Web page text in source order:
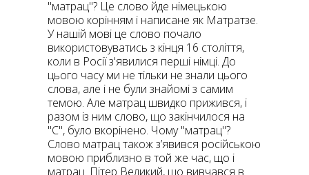
"матрац"? Це слово йде німецькою
мовою корінням і написане як Матратзе.
У нашій мові це слово почало
використовуватись з кінця 16 століття,
коли в Росії з'явилися перші німці. До
цього часу ми не тільки не знали цього
слова, але і не були знайомі з самим
темою. Але матрац швидко прижився, і
разом із ним слово, що закінчилося на
"С", було вкорінено. Чому "матрац"?
Слово матрац також з’явився російською
мовою приблизно в той же час, що і
матрац. Пітер Великий, що вивчався в